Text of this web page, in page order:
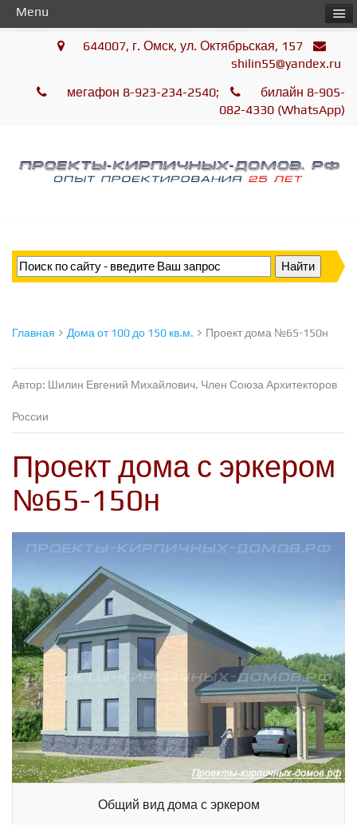
644007, г. Омск, ул. Октябрьская, 157
shilin55@yandex.ru
мегафон 8-923-234-2540;
билайн 8-905-
082-4330 (WhatsApp)
Главная Дома от 100 до 150 кв.м. Проект дома №65-150н
Автор: Шилин Евгений Михайлович. Член Союза Архитекторов
России
Проект дома с эркером
№65-150н
Общий вид дома с эркером
Menu